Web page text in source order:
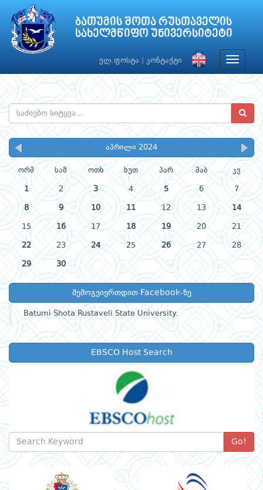
ბათუმის შოთა რუსთაველის
სახელმწიფო უნივერსიტეტი
ელ.ფოსტა კონტაქტი
Toggle
აპრილი 2024
ორშ სამ ოთხ ხუთ პარ შაბ კვ
1 2 3 4 5 6 7
8 9 10 11 12 13 14
15 16 17 18 19 20 21
22 23 24 25 26 27 28
29 30
შემოგვიერთდით Facebook-ზე
Batumi Shota Rustaveli State University.
EBSCO Host Search
Go!